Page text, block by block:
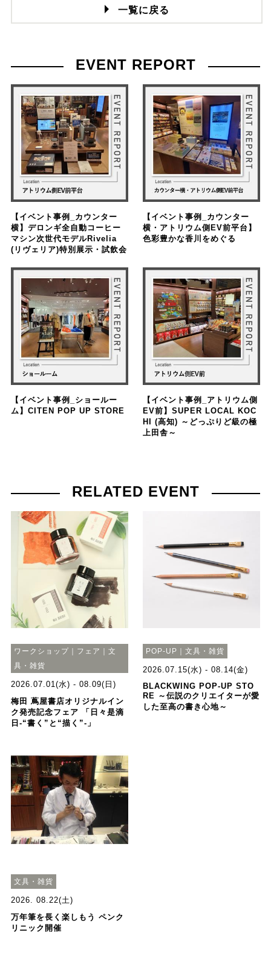
一覧に戻る
EVENT REPORT
【イベント事例_カウンター
横】デロンギ全自動コーヒー
マシン次世代モデルRivelia
(リヴェリア)特別展示・試飲会
【イベント事例_カウンター
横・アトリウム側EV前平台】
色彩豊かな香川をめぐる
【イベント事例_ショールー
ム】CITEN POP UP STORE
【イベント事例_アトリウム側
EV前】SUPER LOCAL KOC
HI (高知) ～どっぷりど級の極
上田舎～
RELATED EVENT
ワークショップ｜フェア｜文
具・雑貨
2026.07.01(水) - 08.09(日)
梅田 蔦屋書店オリジナルイン
ク発売記念フェア 「日々是滴
日-“書く”と“描く”-」
POP-UP｜文具・雑貨
2026.07.15(水) - 08.14(金)
BLACKWING POP-UP STO
RE ～伝説のクリエイターが愛
した至高の書き心地～
文具・雑貨
2026. 08.22(土)
万年筆を長く楽しもう ペンク
リニック開催